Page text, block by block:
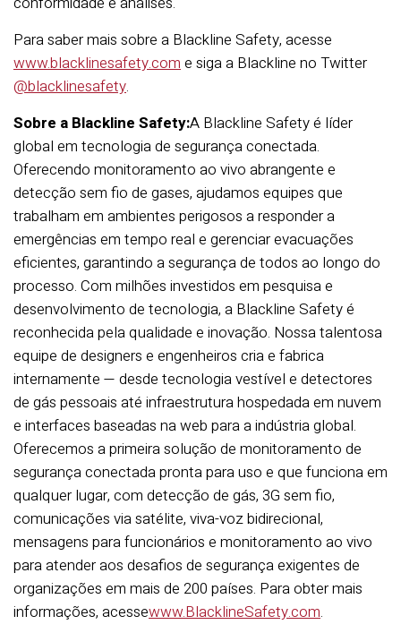
Para saber mais sobre a Blackline Safety, acesse
www.blacklinesafety.come siga a Blackline no Twitter
@blacklinesafety.
Sobre a Blackline Safety:A Blackline Safety é líder
global em tecnologia de segurança conectada.
Oferecendo monitoramento ao vivo abrangente e
detecção sem fio de gases, ajudamos equipes que
trabalham em ambientes perigosos a responder a
emergências em tempo real e gerenciar evacuações
eficientes, garantindo a segurança de todos ao longo do
processo. Com milhões investidos em pesquisa e
desenvolvimento de tecnologia, a Blackline Safety é
reconhecida pela qualidade e inovação. Nossa talentosa
equipe de designers e engenheiros cria e fabrica
internamente — desde tecnologia vestível e detectores
de gás pessoais até infraestrutura hospedada em nuvem
e interfaces baseadas na web para a indústria global.
Oferecemos a primeira solução de monitoramento de
segurança conectada pronta para uso e que funciona em
qualquer lugar, com detecção de gás, 3G sem fio,
comunicações via satélite, viva-voz bidirecional,
mensagens para funcionários e monitoramento ao vivo
para atender aos desafios de segurança exigentes de
organizações em mais de 200 países. Para obter mais
informações, acessewww.BlacklineSafety.com.